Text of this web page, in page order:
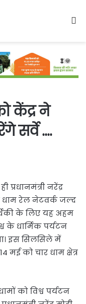
केंद्र ने
सर्वे ….
नरेंद्र
धाम रेल नेटवर्क जल्द
के लिए यह अहम
के धार्मिक पर्यटन
इस सिलसिले में
मई को चार धाम क्षेत्र
को विश्व पर्यटन